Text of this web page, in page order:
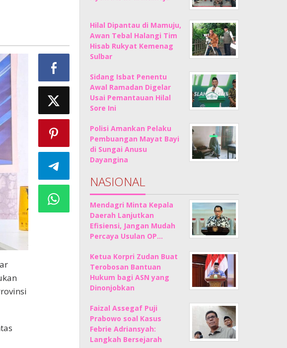
Hilal Dipantau di Mamuju,
Awan Tebal Halangi Tim
Hisab Rukyat Kemenag
Sulbar
Sidang Isbat Penentu
Awal Ramadan Digelar
Usai Pemantauan Hilal
Sore Ini
Polisi Amankan Pelaku
Pembuangan Mayat Bayi
di Sungai Anusu
Dayangina
NASIONAL
Mendagri Minta Kepala
Daerah Lanjutkan
Efisiensi, Jangan Mudah
Percaya Usulan OP…
Ketua Korpri Zudan Buat
Terobosan Bantuan
Hukum bagi ASN yang
Dinonjobkan
Faizal Assegaf Puji
Prabowo soal Kasus
Febrie Adriansyah:
Langkah Bersejarah